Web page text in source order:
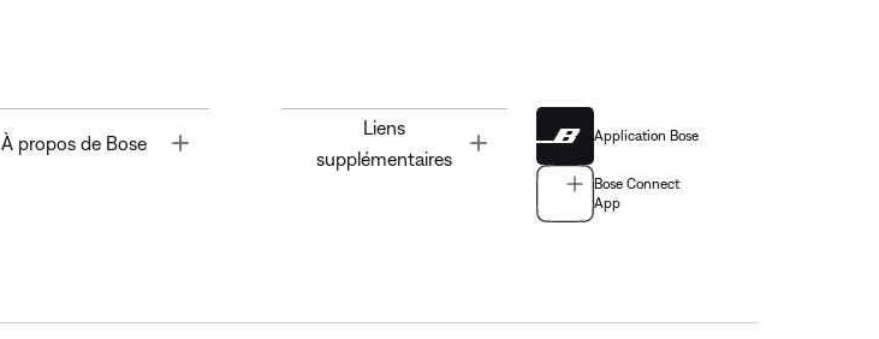
À propos de Bose Toggle
Liens
supplémentaires
Application Bose
Bose Connect
App